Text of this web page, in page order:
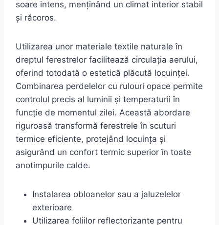
soare intens, menținând un climat interior stabil
și răcoros.
Utilizarea unor materiale textile naturale în
dreptul ferestrelor facilitează circulația aerului,
oferind totodată o estetică plăcută locuinței.
Combinarea perdelelor cu rulouri opace permite
controlul precis al luminii și temperaturii în
funcție de momentul zilei. Această abordare
riguroasă transformă ferestrele în scuturi
termice eficiente, protejând locuința și
asigurând un confort termic superior în toate
anotimpurile calde.
Instalarea obloanelor sau a jaluzelelor
exterioare
Utilizarea foliilor reflectorizante pentru